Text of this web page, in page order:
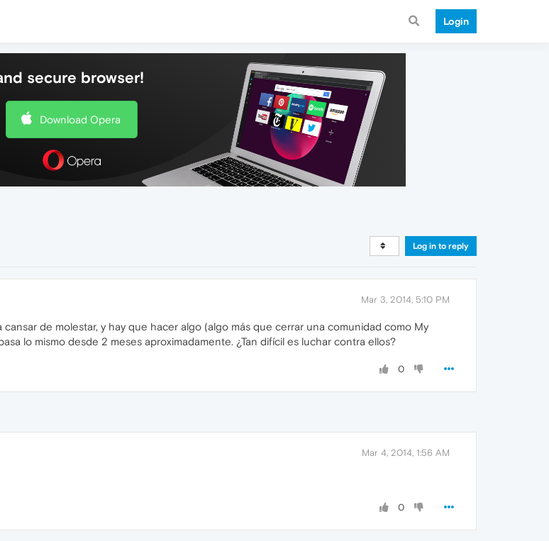
Login
secure browser!
Download Opera
Log in to reply
Mar 3, 2014, 5:10 PM
de molestar, y hay que hacer algo (algo más que cerrar una comunidad como My
lo mismo desde 2 meses aproximadamente. ¿Tan difícil es luchar contra ellos?
0
Mar 4, 2014, 1:56 AM
0